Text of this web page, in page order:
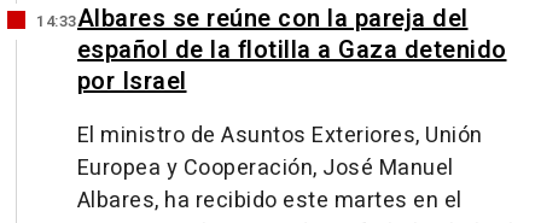
14:33Albares se reúne con la pareja del
español de la flotilla a Gaza detenido
por Israel
El ministro de Asuntos Exteriores, Unión
Europea y Cooperación, José Manuel
Albares, ha recibido este martes en el